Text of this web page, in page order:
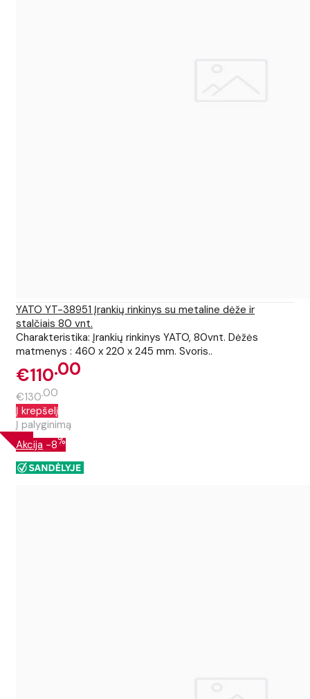
YATO YT-38951 Įrankių rinkinys su metaline dėže ir
stalčiais 80 vnt.
Charakteristika: Įrankių rinkinys YATO, 80vnt. Dėžės
matmenys : 460 x 220 x 245 mm. Svoris..
€110 00
€130 00
Į krepšelį
Į palyginimą
Akcija -8%